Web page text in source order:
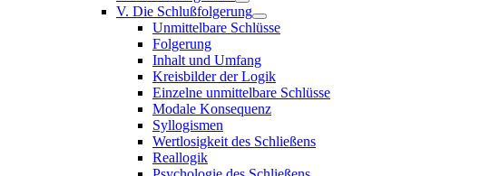
V. Die Schlußfolgerung
Unmittelbare Schlüsse
Folgerung
Inhalt und Umfang
Kreisbilder der Logik
Einzelne unmittelbare Schlüsse
Modale Konsequenz
Syllogismen
Wertlosigkeit des Schließens
Reallogik